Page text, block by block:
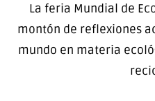
La feria Mundial de
montón de reflexiones
mundo en materia